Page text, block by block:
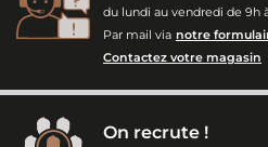
du lundi au vendredi de 9h
Par mail via notre
Contactez votre magasin
On recrute !